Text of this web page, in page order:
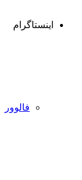
اینستاگرام
فالوور